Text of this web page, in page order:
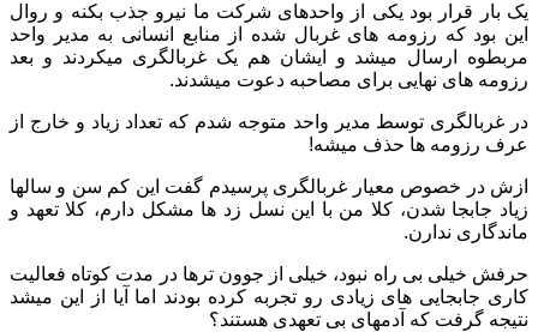
یک بار قرار بود یکی از واحدهای شرکت ما نیرو جذب بکنه و روال
این بود که رزومه های غربال شده از منابع انسانی به مدیر واحد
مربطوه ارسال میشد و ایشان هم یک غربالگری میکردند و بعد
رزومه های نهایی برای مصاحبه دعوت میشدند.
در غربالگری توسط مدیر واحد متوجه شدم که تعداد زیاد و خارج از
عرف رزومه ها حذف میشه!
ازش در خصوص معیار غربالگری پرسیدم گفت این کم سن و سالها
زیاد جابجا شدن، کلا من با این نسل زد ها مشکل دارم، کلا تعهد و
ماندگاری ندارن.
حرفش خیلی بی راه نبود، خیلی از جوون ترها در مدت کوتاه فعالیت
کاری جابجایی های زیادی رو تجربه کرده بودند اما آیا از این میشد
نتیجه گرفت که آدمهای بی تعهدی هستند؟